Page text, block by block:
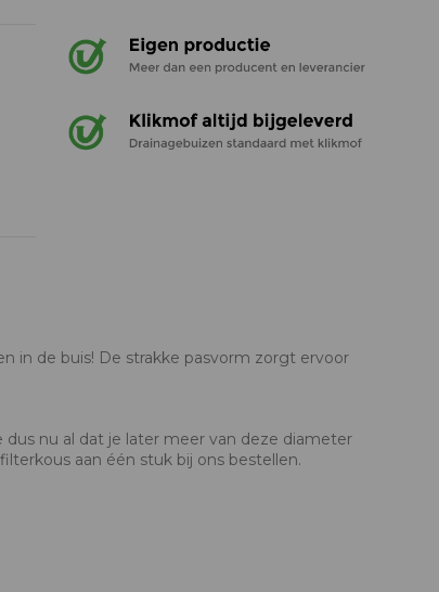
in de buis! De strakke pasvorm zorgt ervoor
nu al dat je later meer van deze diameter
aan één stuk bij ons bestellen.